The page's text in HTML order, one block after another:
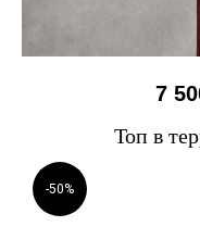
7
Топ в
-50%